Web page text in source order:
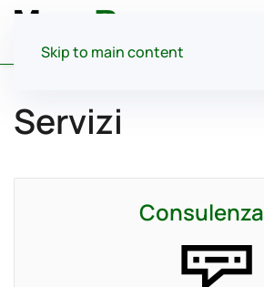
Skip to main content
Servizi
Consulenza